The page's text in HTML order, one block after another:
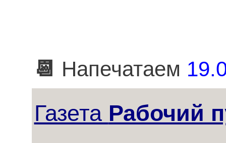
📆 Напечатаем
Газета Рабочий